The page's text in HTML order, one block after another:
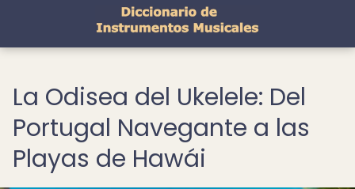
La Odisea del Ukelele: Del
Portugal Navegante a las
Playas de Hawái